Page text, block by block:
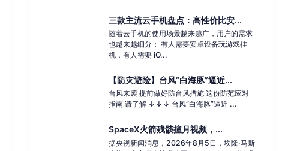
三款主流云手机盘点：高性价比安...
随着云手机的使用场景越来越广，用户的需求
也越来越细分： 有人需要安卓设备玩游戏挂
机，有人需要 iO...
【防灾避险】台风“白海豚”逼近...
台风来袭 提前做好防台风措施 这份防范应对
指南 请了解 ↓↓↓ 台风“白海豚”逼近 ...
SpaceX火箭残骸撞月视频，...
据央视新闻消息，2026年8月5日，埃隆·马斯